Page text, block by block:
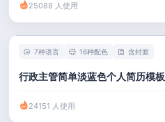
25088 人使用
7种语言 16种配色 含封面
行政主管简单淡蓝色个人简历模板
24151 人使用